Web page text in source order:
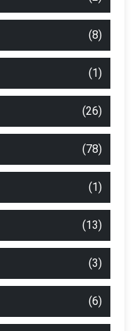
(8)
(1)
(26)
(78)
(1)
(13)
(3)
(6)